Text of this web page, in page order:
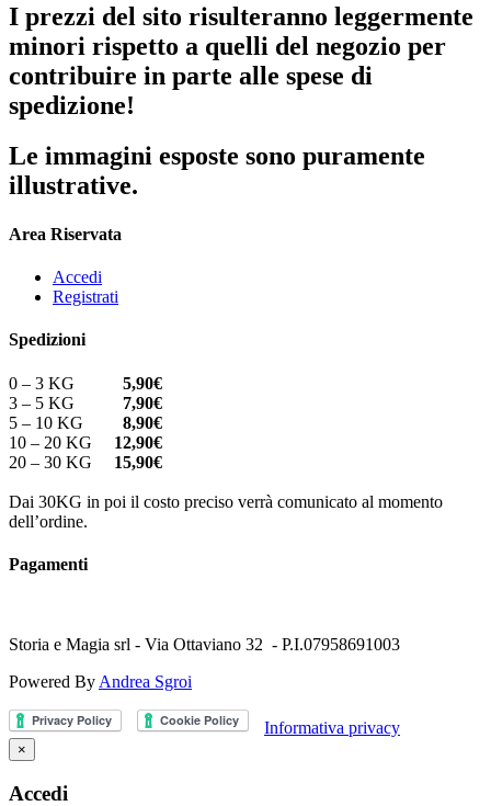
I prezzi del sito risulteranno leggermente
minori rispetto a quelli del negozio per
contribuire in parte alle spese di
spedizione!
Le immagini esposte sono puramente
illustrative.
Area Riservata
Accedi
Registrati
Spedizioni
0 – 3 KG 5,90€
3 – 5 KG 7,90€
5 – 10 KG 8,90€
10 – 20 KG 12,90€
20 – 30 KG 15,90€
Dai 30KG in poi il costo preciso verrà comunicato al momento
dell’ordine.
Pagamenti
Storia e Magia srl - Via Ottaviano 32 - P.I.07958691003
Powered By Andrea Sgroi
Informativa privacy
×
Accedi